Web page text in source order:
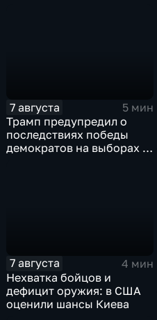
7 августа
5 мин
Трамп предупредил о
последствиях победы
демократов на выборах в
7 августа
4 мин
Нехватка бойцов и
дефицит оружия: в США
оценили шансы Киева